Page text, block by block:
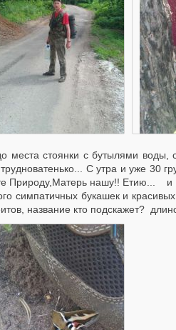
стоянки с бутылями воды,
C утра и уже 30
Природу,Матерь нашу!! Етию... и
симпатичных букашек и
название кто подскажет?